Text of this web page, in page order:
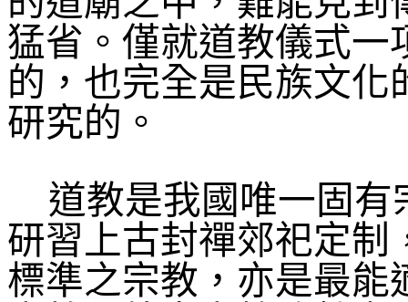
猛省。僅就道教儀式一
的，也完全是民族文
研究的。
道教是我國唯一固
研習上古封禪郊祀定制
標準之宗教，亦是最能